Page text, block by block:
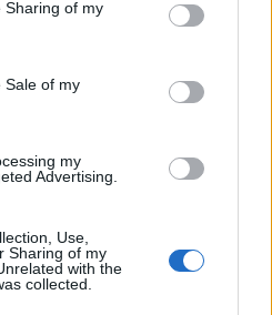
Sharing of my
Sale of my
my
Advertising.
Use,
Sharing of my
with the
collected.
e cultura e
dedicati alla
femminili, dei
supporto per i casi di
e violenza
negli asili
l’esercizio dei diritti
pari opportunità.